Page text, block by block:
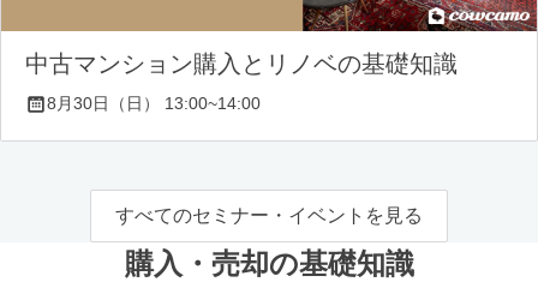
中古マンション購入とリノベの基礎知識
8月30日（日） 13:00~14:00
すべてのセミナー・イベントを見る
購入・売却の基礎知識